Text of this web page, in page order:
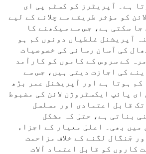
ہے۔ آپریٹرز کو کسٹم پی ای
کو مؤثر طریقے سے چلانے کے لیے
سکتی ہے، جس سے سیکھنے کا
آپریشنل غلطیاں دونوں کم ہو
کی آسان رسائی کی خصوصیات
کے سروس کے کاموں کو کارآمد
کی اجازت دیتی ہیں، جس سے
کم ہوتا ہے اور آپریشنل عمر بڑھ
پائپ ایکسٹروژن لائن کی مضبوط
قابل اعتمادی اور مسلسل
بناتی ہے، حتیٰ کہ مشکل
میں بھی۔ اعلیٰ معیار کے اجزاء
جَنگال لگنے کے خلاف مزاحمت
کاروں کو قابل اعتماد آلات